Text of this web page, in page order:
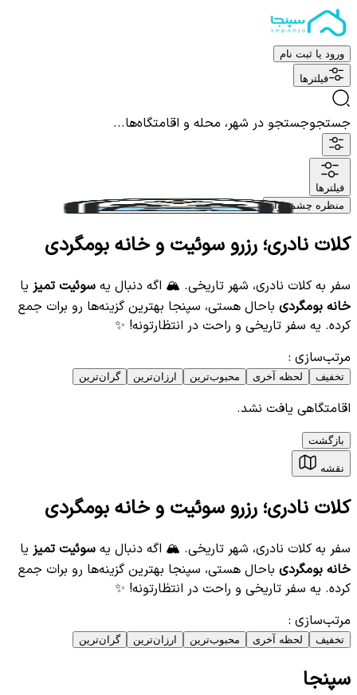
ورود یا ثبت نام
فیلترها
جستجوجستجو در شهر، محله و اقامتگاه‌ها...
فیلترها
منظره چشم نواز
کلات نادری؛ رزرو سوئیت و خانه بومگردی
سفر به کلات نادری، شهر تاریخی. 🏔️ اگه دنبال یه سوئیت تمیز یا
خانه بومگردی باحال هستی، سپنجا بهترین گزینه‌ها رو برات جمع
کرده. یه سفر تاریخی و راحت در انتظارتونه! ✨
مرتب‌سازی :
تخفیف لحظه آخری محبوب‌ترین ارزان‌ترین گران‌ترین
اقامتگاهی یافت نشد.
بازگشت
نقشه
کلات نادری؛ رزرو سوئیت و خانه بومگردی
سفر به کلات نادری، شهر تاریخی. 🏔️ اگه دنبال یه سوئیت تمیز یا
خانه بومگردی باحال هستی، سپنجا بهترین گزینه‌ها رو برات جمع
کرده. یه سفر تاریخی و راحت در انتظارتونه! ✨
مرتب‌سازی :
تخفیف لحظه آخری محبوب‌ترین ارزان‌ترین گران‌ترین
سپنجا